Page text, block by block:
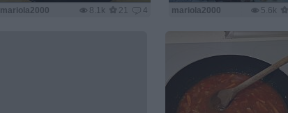
8.1k 21 4
mariola2000 5.6k
mariola2000